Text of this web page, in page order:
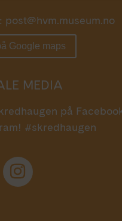
post@hvm.museum.no
Google maps
MEDIA
på
#skredhaugen